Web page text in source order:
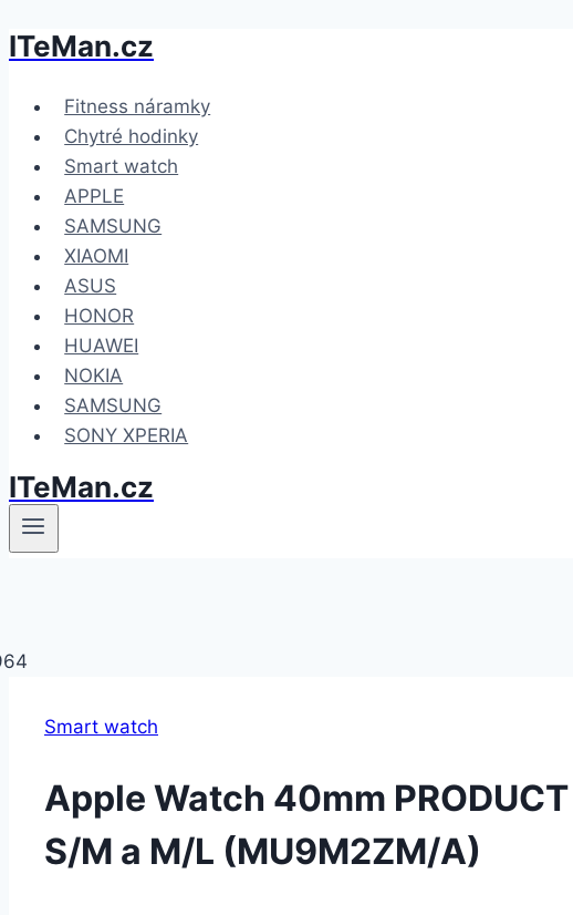
Přeskočit
obsah
ITeMan.cz
Fitness náramky
Chytré hodinky
Smart watch
APPLE
SAMSUNG
XIAOMI
ASUS
HONOR
HUAWEI
NOKIA
SAMSUNG
SONY XPERIA
ITeMan.cz
Smart watch
Apple Watch 40mm
S/M a M/L (MU9M2ZM/A)